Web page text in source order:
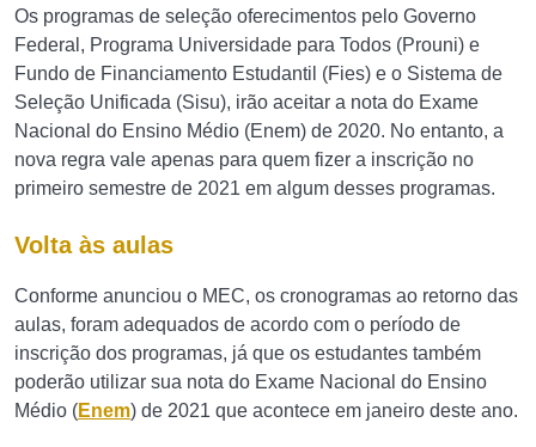
Os programas de seleção oferecimentos pelo Governo
Federal, Programa Universidade para Todos (Prouni) e
Fundo de Financiamento Estudantil (Fies) e o Sistema de
Seleção Unificada (Sisu), irão aceitar a nota do Exame
Nacional do Ensino Médio (Enem) de 2020. No entanto, a
nova regra vale apenas para quem fizer a inscrição no
primeiro semestre de 2021 em algum desses programas.
Volta às aulas
Conforme anunciou o MEC, os cronogramas ao retorno das
aulas, foram adequados de acordo com o período de
inscrição dos programas, já que os estudantes também
poderão utilizar sua nota do Exame Nacional do Ensino
Médio (Enem) de 2021 que acontece em janeiro deste ano.